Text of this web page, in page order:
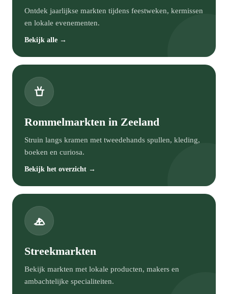
Ontdek jaarlijkse markten tijdens feestweken, kermissen
en lokale evenementen.
Bekijk alle →
Rommelmarkten in Zeeland
Struin langs kramen met tweedehands spullen, kleding,
boeken en curiosa.
Bekijk het overzicht →
Streekmarkten
Bekijk markten met lokale producten, makers en
ambachtelijke specialiteiten.